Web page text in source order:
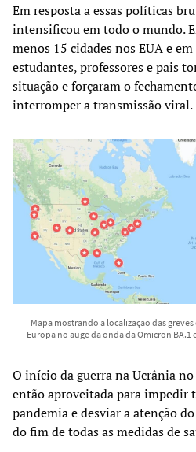
Em resposta a essas políticas
intensificou em todo o mundo.
menos 15 cidades nos EUA e
estudantes, professores e pais
situação e forçaram o
interromper a transmissão viral.
Mapa mostrando a localização das greves
Europa no auge da onda da Omicron BA.1
O início da guerra na Ucrânia
então aproveitada para impedir
pandemia e desviar a atenção
do fim de todas as medidas de